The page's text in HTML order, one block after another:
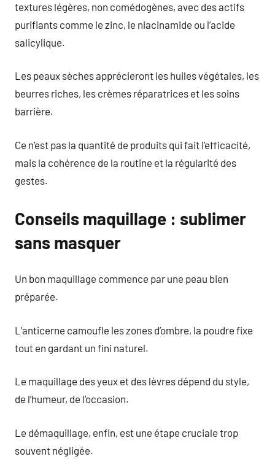
textures légères, non comédogènes, avec des actifs
purifiants comme le zinc, le niacinamide ou l’acide
salicylique.
Les peaux sèches apprécieront les huiles végétales, les
beurres riches, les crèmes réparatrices et les soins
barrière.
Ce n’est pas la quantité de produits qui fait l’efficacité,
mais la cohérence de la routine et la régularité des
gestes.
Conseils maquillage : sublimer
sans masquer
Un bon maquillage commence par une peau bien
préparée.
L’anticerne camoufle les zones d’ombre, la poudre fixe
tout en gardant un fini naturel.
Le maquillage des yeux et des lèvres dépend du style,
de l’humeur, de l’occasion.
Le démaquillage, enfin, est une étape cruciale trop
souvent négligée.